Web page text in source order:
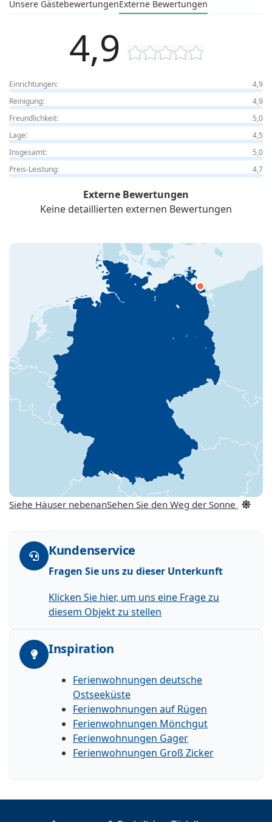
Unsere GästebewertungenExterne Bewertungen
4,9
Einrichtungen:
4,9
Reinigung:
4,9
Freundlichkeit:
5,0
Lage:
4,5
Insgesamt:
5,0
Preis-Leistung:
4,7
Externe Bewertungen
Keine detaillierten externen Bewertungen
Siehe Häuser nebenanSehen Sie den Weg der Sonne
Kundenservice
Fragen Sie uns zu dieser Unterkunft
Klicken Sie hier, um uns eine Frage zu
diesem Objekt zu stellen
Inspiration
Ferienwohnungen deutsche
Ostseeküste
Ferienwohnungen auf Rügen
Ferienwohnungen Mönchgut
Ferienwohnungen Gager
Ferienwohnungen Groß Zicker